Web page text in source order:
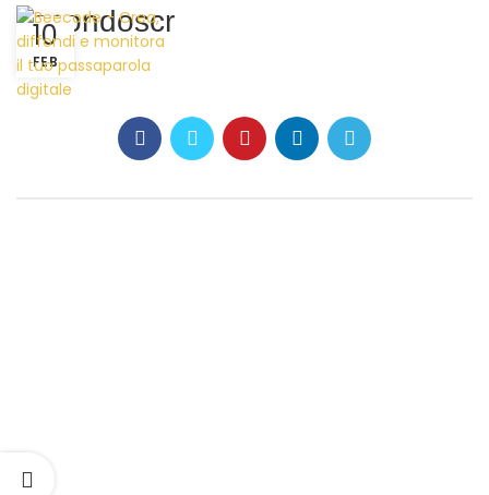
secondoscr
10
FEB